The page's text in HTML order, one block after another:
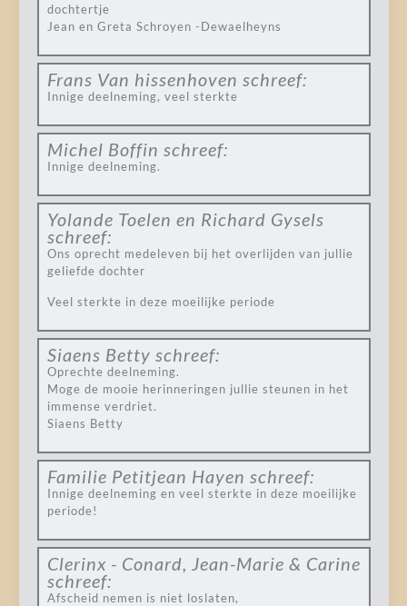
dochtertje
Jean en Greta Schroyen -Dewaelheyns
Frans Van hissenhoven schreef:
Innige deelneming, veel sterkte
Michel Boffin schreef:
Innige deelneming.
Yolande Toelen en Richard Gysels
schreef:
Ons oprecht medeleven bij het overlijden van jullie
geliefde dochter
Veel sterkte in deze moeilijke periode
Siaens Betty schreef:
Oprechte deelneming.
Moge de mooie herinneringen jullie steunen in het
immense verdriet.
Siaens Betty
Familie Petitjean Hayen schreef:
Innige deelneming en veel sterkte in deze moeilijke
periode!
Clerinx - Conard, Jean-Marie & Carine
schreef:
Afscheid nemen is niet loslaten,